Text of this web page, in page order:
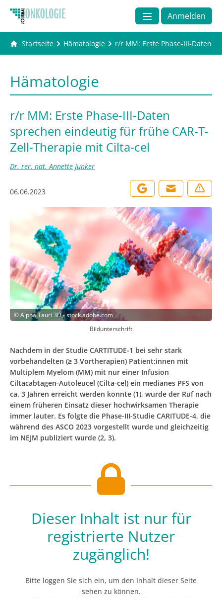
Anmelden
Startseite Hämatologie r/r MM: Erste Phase-III-Daten
Hämatologie
r/r MM: Erste Phase-III-Daten
sprechen eindeutig für frühe CAR-T-
Zell-Therapie mit Cilta-cel
Dr. rer. nat. Annette Junker
06.06.2023
©Alpha Tauri 3D - stock.adobe.com
Bildunterschrift
Nachdem in der Studie CARTITUDE-1 bei sehr stark
vorbehandelten (≥ 3 Vortherapien) Patient:innen mit
Multiplem Myelom (MM) mit nur einer Infusion
Ciltacabtagen-Autoleucel (Cilta-cel) ein medianes PFS von
ca. 3 Jahren erreicht werden konnte (1), wurde der Ruf nach
einem früheren Einsatz dieser hochwirksamen Therapie
immer lauter. Es folgte die Phase-III-Studie CARITUDE-4, die
während des ASCO 2023 vorgestellt wurde und gleichzeitig
im NEJM publiziert wurde (2, 3).
Dieser Inhalt ist nur für
registrierte Nutzer
zugänglich!
Bitte loggen Sie sich ein, um den Inhalt dieser Seite
sehen zu können.